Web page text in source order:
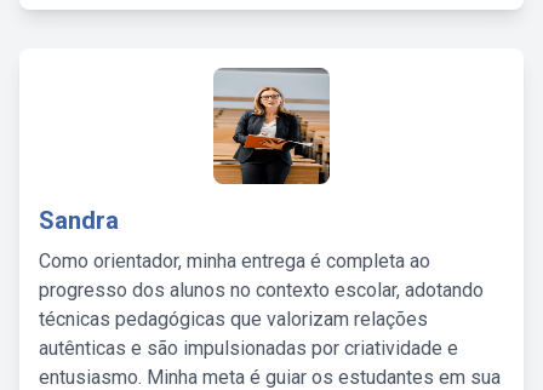
Sandra
Como orientador, minha entrega é completa ao
progresso dos alunos no contexto escolar, adotando
técnicas pedagógicas que valorizam relações
autênticas e são impulsionadas por criatividade e
entusiasmo. Minha meta é guiar os estudantes em sua